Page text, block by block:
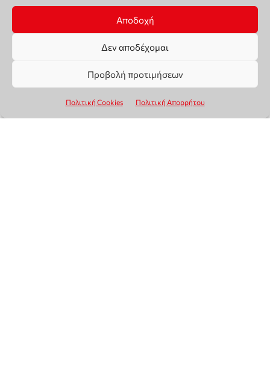
Αποδοχή
Δεν αποδέχομαι
Προβολή προτιμήσεων
Πολιτική Cookies Πολιτική Απορρήτου